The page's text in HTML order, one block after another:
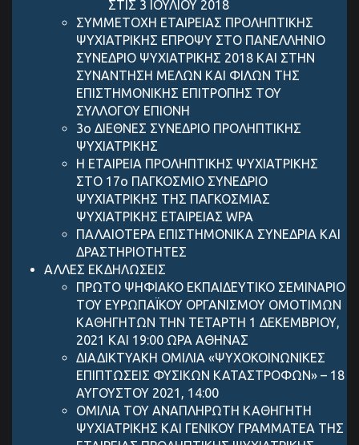
ΣΤΙΣ 3 ΙΟΥΛΙΟΥ 2018
ΣΥΜΜΕΤΟΧΗ ΕΤΑΙΡΕΙΑΣ ΠΡΟΛΗΠΤΙΚΗΣ
ΨΥΧΙΑΤΡΙΚΗΣ ΕΠΡΟΨΥ ΣΤΟ ΠΑΝΕΛΛΗΝΙΟ
ΣΥΝΕΔΡΙΟ ΨΥΧΙΑΤΡΙΚΗΣ 2018 ΚΑΙ ΣΤΗΝ
ΣΥΝΑΝΤΗΣΗ ΜΕΛΩΝ ΚΑΙ ΦΙΛΩΝ ΤΗΣ
ΕΠΙΣΤΗΜΟΝΙΚΗΣ ΕΠΙΤΡΟΠΗΣ ΤΟΥ
ΣΥΛΛΟΓΟΥ ΕΠΙΟΝΗ
3ο ΔΙΕΘΝΕΣ ΣΥΝΕΔΡΙΟ ΠΡΟΛΗΠΤΙΚΗΣ
ΨΥΧΙΑΤΡΙΚΗΣ
Η ΕΤΑΙΡΕΙΑ ΠΡΟΛΗΠΤΙΚΗΣ ΨΥΧΙΑΤΡΙΚΗΣ
ΣΤΟ 17ο ΠΑΓΚΟΣΜΙΟ ΣΥΝΕΔΡΙΟ
ΨΥΧΙΑΤΡΙΚΗΣ ΤΗΣ ΠΑΓΚΟΣΜΙΑΣ
ΨΥΧΙΑΤΡΙΚΗΣ ΕΤΑΙΡΕΙΑΣ WPA
ΠΑΛΑΙΟΤΕΡΑ ΕΠΙΣΤΗΜΟΝΙΚΑ ΣΥΝΕΔΡΙΑ ΚΑΙ
ΔΡΑΣΤΗΡΙΟΤΗΤΕΣ
ΑΛΛΕΣ ΕΚΔΗΛΩΣΕΙΣ
ΠΡΩΤΟ ΨΗΦΙΑΚΟ ΕΚΠΑΙΔΕΥΤΙΚΟ ΣΕΜΙΝΑΡΙΟ
ΤΟΥ ΕΥΡΩΠΑΪΚΟΥ ΟΡΓΑΝΙΣΜΟΥ ΟΜΟΤΙΜΩΝ
ΚΑΘΗΓΗΤΩΝ ΤΗΝ ΤΕΤΑΡΤΗ 1 ΔΕΚΕΜΒΡΙΟΥ,
2021 ΚΑΙ 19:00 ΩΡΑ ΑΘΗΝΑΣ
ΔΙΑΔΙΚΤΥΑΚΗ ΟΜΙΛΙΑ «ΨΥΧΟΚΟΙΝΩΝΙΚΕΣ
ΕΠΙΠΤΩΣΕΙΣ ΦΥΣΙΚΩΝ ΚΑΤΑΣΤΡΟΦΩΝ» – 18
ΑΥΓΟΥΣΤΟΥ 2021, 14:00
ΟΜΙΛΙΑ ΤΟΥ ΑΝΑΠΛΗΡΩΤΗ ΚΑΘΗΓΗΤΗ
ΨΥΧΙΑΤΡΙΚΗΣ ΚΑΙ ΓΕΝΙΚΟΥ ΓΡΑΜΜΑΤΕΑ ΤΗΣ